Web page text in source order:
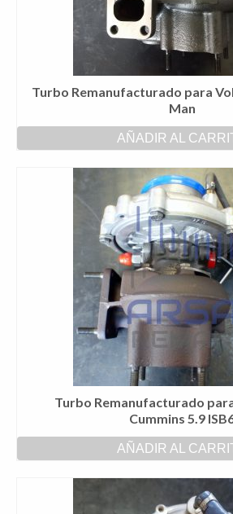
Turbo Remanufacturado para
Man
AÑADIR AL
Turbo Remanufacturado
Cummins 5.9
AÑADIR AL